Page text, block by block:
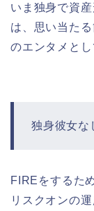
いま独身で資
は、思い当た
のエンタメと
独身彼女な
FIREをするた
リスクオンの